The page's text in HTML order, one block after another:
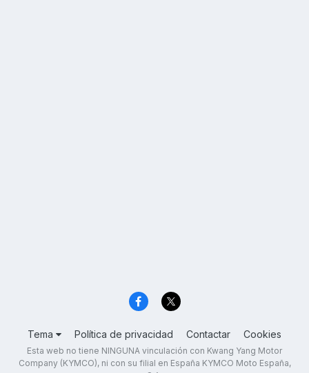
Tema Política de privacidad Contactar Cookies
Esta web no tiene NINGUNA vinculación con Kwang Yang Motor
Company (KYMCO), ni con su filial en España KYMCO Moto España,